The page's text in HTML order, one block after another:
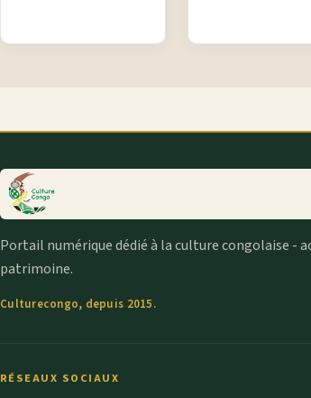
Portail numérique dédié à la culture congolaise -
patrimoine.
Culturecongo, depuis 2015.
RÉSEAUX SOCIAUX